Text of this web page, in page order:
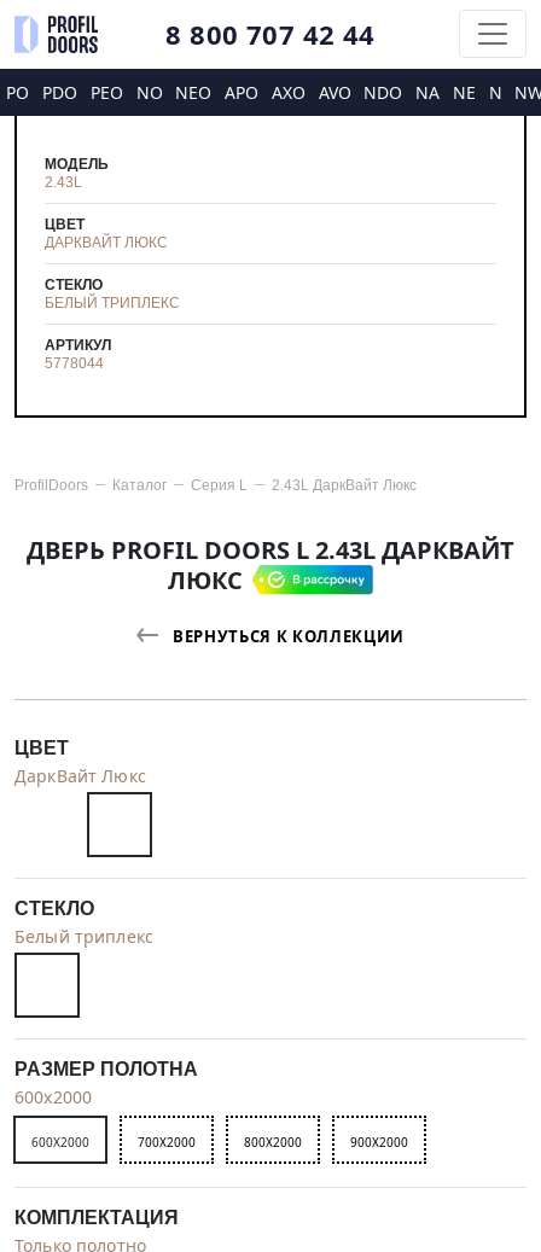
8 800 707 42 44
PO PDO PEO NO NEO APO AXO AVO NDO NA NE N
МОДЕЛЬ
2.43L
ЦВЕТ
ДАРКВАЙТ ЛЮКС
СТЕКЛО
БЕЛЫЙ ТРИПЛЕКС
АРТИКУЛ
5778044
ProfilDoors Каталог Серия L 2.43L ДаркВайт Люкс
ДВЕРЬ PROFIL DOORS L 2.43L ДАРКВАЙТ
ЛЮКС
ВЕРНУТЬСЯ К КОЛЛЕКЦИИ
ЦВЕТ
ДаркВайт Люкс
СТЕКЛО
Белый триплекс
РАЗМЕР ПОЛОТНА
600x2000
600X2000 700X2000 800X2000 900X2000
КОМПЛЕКТАЦИЯ
Только полотно